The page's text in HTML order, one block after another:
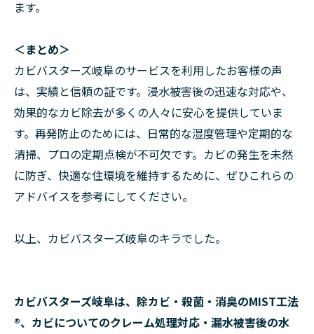
ます。
＜まとめ＞
カビバスターズ岐阜のサービスを利用したお客様の声
は、実績と信頼の証です。浸水被害後の迅速な対応や、
効果的なカビ除去が多くの人々に安心を提供していま
す。再発防止のためには、日常的な湿度管理や定期的な
清掃、プロの定期点検が不可欠です。カビの発生を未然
に防ぎ、快適な住環境を維持するために、ぜひこれらの
アドバイスを参考にしてください。
以上、カビバスターズ岐阜のキラでした。
カビバスターズ岐阜は、除カビ・殺菌・消臭のMIST工法
®、カビについてのクレーム処理対応・漏水被害後の水